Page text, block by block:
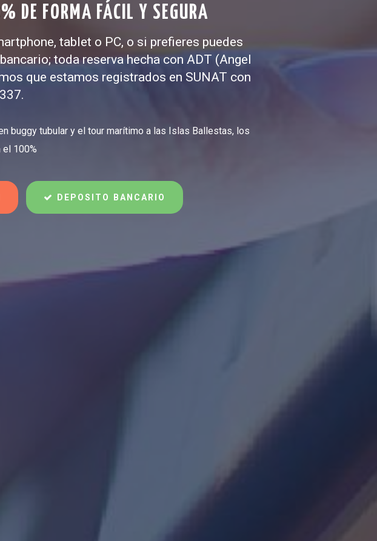
DE FORMA FÁCIL Y SEGURA
tablet o PC, o si prefieres puedes
toda reserva hecha con ADT (Angel
que estamos registrados en SUNAT con
buggy tubular y el tour marítimo a las Islas Ballestas, los
100%
DEPOSITO BANCARIO